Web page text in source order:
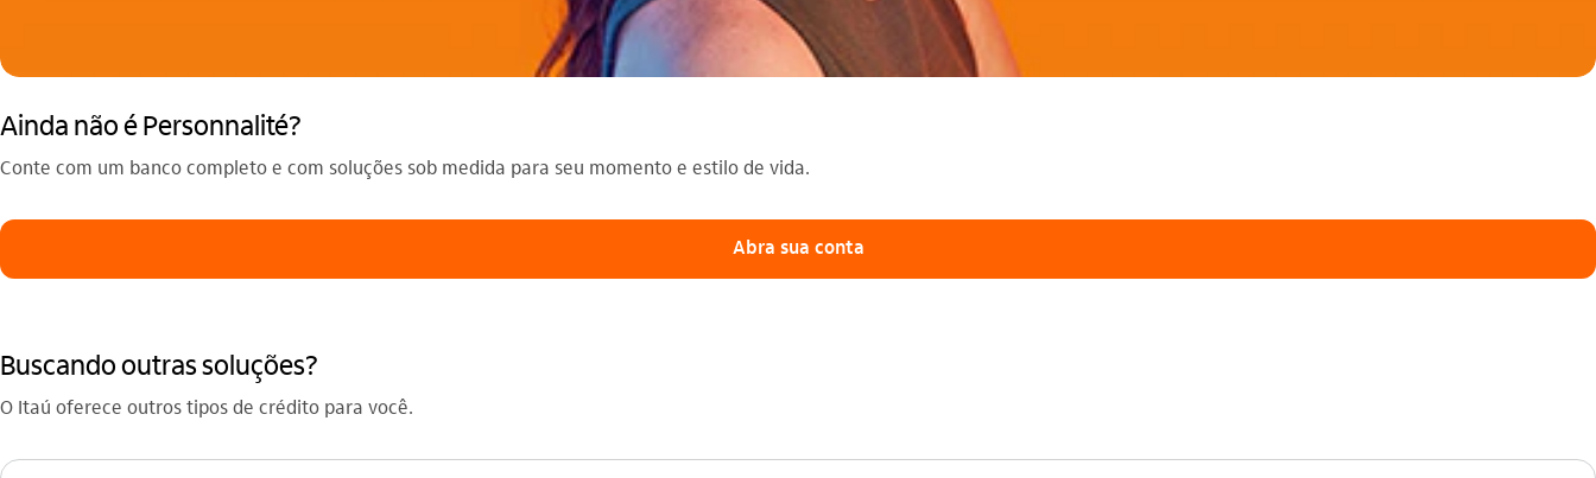
Ainda não é Personnalité?
Conte com um banco completo e com soluções sob medida para seu momento e estilo de vida.
Abra sua conta
Buscando outras soluções?
O Itaú oferece outros tipos de crédito para você.